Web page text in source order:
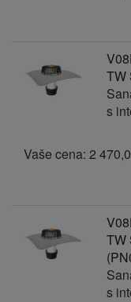
TW
s
Vaše cena: 2
TW
s